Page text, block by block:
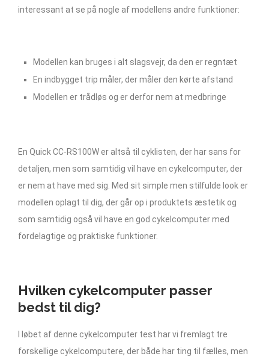
interessant at se på nogle af modellens andre funktioner:
Modellen kan bruges i alt slagsvejr, da den er regntæt
En indbygget trip måler, der måler den kørte afstand
Modellen er trådløs og er derfor nem at medbringe
En Quick CC-RS100W er altså til cyklisten, der har sans for
detaljen, men som samtidig vil have en cykelcomputer, der
er nem at have med sig. Med sit simple men stilfulde look er
modellen oplagt til dig, der går op i produktets æstetik og
som samtidig også vil have en god cykelcomputer med
fordelagtige og praktiske funktioner.
Hvilken cykelcomputer passer
bedst til dig?
I løbet af denne cykelcomputer test har vi fremlagt tre
forskellige cykelcomputere, der både har ting til fælles, men